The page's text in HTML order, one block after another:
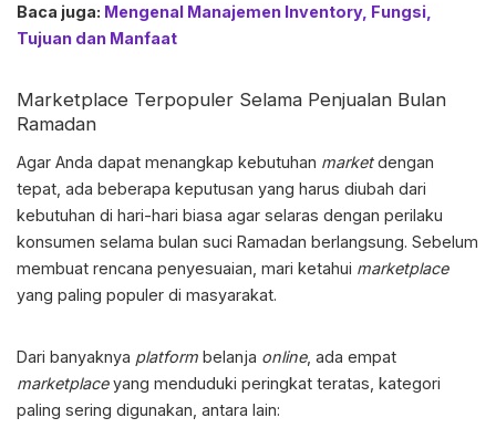
Baca juga: Mengenal Manajemen Inventory, Fungsi,
Tujuan dan Manfaat
Marketplace Terpopuler Selama Penjualan Bulan
Ramadan
Agar Anda dapat menangkap kebutuhan marketdengan
tepat, ada beberapa keputusan yang harus diubah dari
kebutuhan di hari-hari biasa agar selaras dengan perilaku
konsumen selama bulan suci Ramadan berlangsung. Sebelum
membuat rencana penyesuaian, mari ketahui marketplace
yang paling populer di masyarakat.
Dari banyaknya platform belanja online, ada empat
marketplaceyang menduduki peringkat teratas, kategori
paling sering digunakan, antara lain: